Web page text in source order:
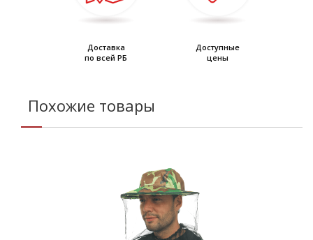
Доставка
по всей РБ
Доступные
цены
Похожие товары